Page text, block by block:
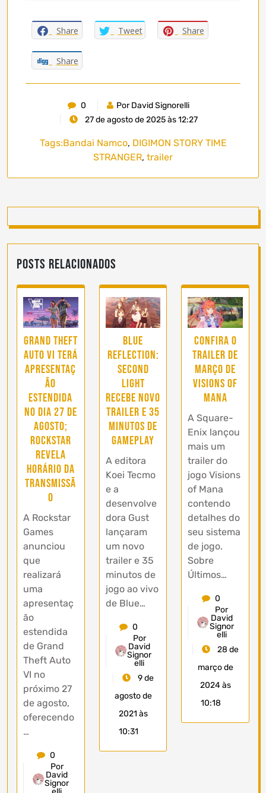
Share Tweet Share
Share
0
Por David Signorelli
27 de agosto de 2025 às 12:27
Tags:Bandai Namco, DIGIMON STORY TIME
STRANGER, trailer
Posts Relacionados
Grand Theft
Auto VI terá
apresentaç
ão
estendida
no dia 27 de
agosto;
Rockstar
revela
horário da
transmissã
o
A Rockstar
Games
anunciou
que
realizará
uma
apresentaç
ão
estendida
de Grand
Theft Auto
VI no
próximo 27
de agosto,
oferecendo
…
0
Por
David
Signor
Blue
Reflection:
Second
Light
recebe novo
trailer e 35
minutos de
gameplay
A editora
Koei Tecmo
e a
desenvolve
dora Gust
lançaram
um novo
trailer e 35
minutos de
jogo ao vivo
de Blue…
0
Por
David
Signor
elli
9 de
agosto de
2021 às
10:31
Confira o
trailer de
Março de
Visions of
Mana
A Square-
Enix lançou
mais um
trailer do
jogo Visions
of Mana
contendo
detalhes do
seu sistema
de jogo.
Sobre
Últimos…
0
Por
David
Signor
elli
28 de
março de
2024 às
10:18